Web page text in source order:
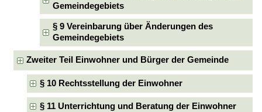
Gemeindegebiets
§ 9 Vereinbarung über Änderungen des
Gemeindegebiets
Zweiter Teil Einwohner und Bürger der Gemeinde
§ 10 Rechtsstellung der Einwohner
§ 11 Unterrichtung und Beratung der Einwohner